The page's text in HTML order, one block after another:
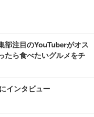
部注目のYouTuberがオス
たら食べたいグルメをチ
インタビュー